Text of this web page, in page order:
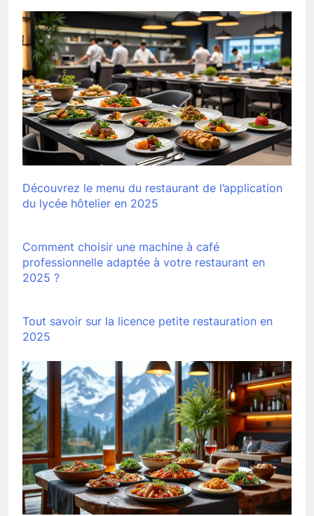
Découvrez le menu du restaurant de l’application
du lycée hôtelier en 2025
Comment choisir une machine à café
professionnelle adaptée à votre restaurant en
2025 ?
Tout savoir sur la licence petite restauration en
2025